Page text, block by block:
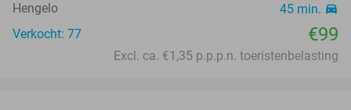
Hengelo 45 min. directions_car
Verkocht: 77 €99
Excl. ca. €1,35 p.p.p.n. toeristenbelasting